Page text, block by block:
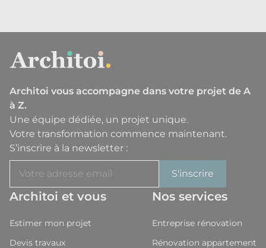
Architoi vous accompagne dans votre projet de A
à Z.
Une équipe dédiée, un projet unique.
Votre transformation commence maintenant.
S’inscrire à la newsletter :
Architoi et vous
Estimer mon projet
Devis travaux
Nos services
Entreprise rénovation
Rénovation appartement